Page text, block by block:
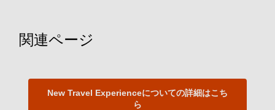
関連ページ
New Travel Experienceについての詳細はこち
ら